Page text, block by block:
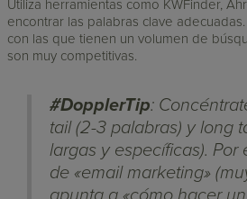
Utiliza herramientas como KWFinder,
encontrar las palabras clave
con las que tienen un volumen de
son muy competitivas.
#DopplerTip:
tail(2-3 palabras) ylong
largas y específicas). Por
de «email marketing»